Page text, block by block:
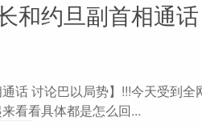
和约旦副首相通
话 讨论巴以局势】!!!今天受到
看看具体都是怎么回...